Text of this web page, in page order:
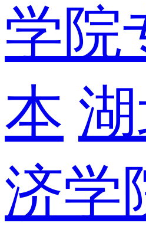
学院
本
济学